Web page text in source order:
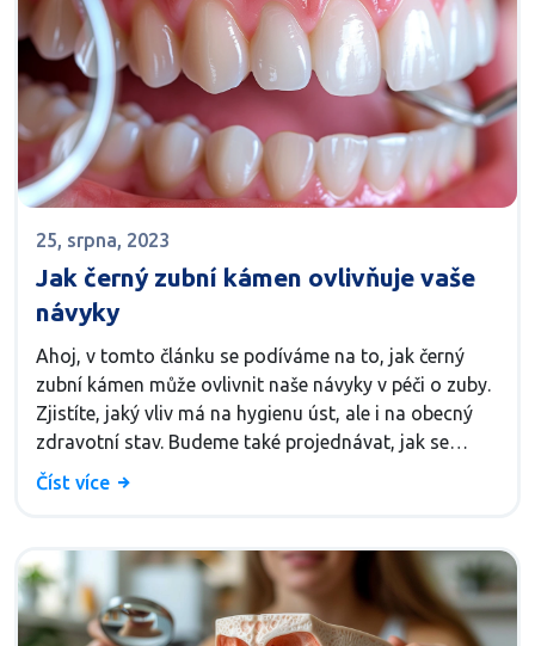
25, srpna, 2023
Jak černý zubní kámen ovlivňuje vaše
návyky
Ahoj, v tomto článku se podíváme na to, jak černý
zubní kámen může ovlivnit naše návyky v péči o zuby.
Zjistíte, jaký vliv má na hygienu úst, ale i na obecný
zdravotní stav. Budeme také projednávat, jak se
můžete vyhnout vzniku zubního kamene a jakých
uniknout vaší pozornosti.
Číst více